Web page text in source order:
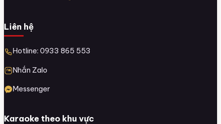
Liên hệ
Hotline: 0933 865 553
Nhắn Zalo
Messenger
Karaoke theo khu vực